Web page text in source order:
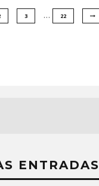
3 … 22
ENTRADAS